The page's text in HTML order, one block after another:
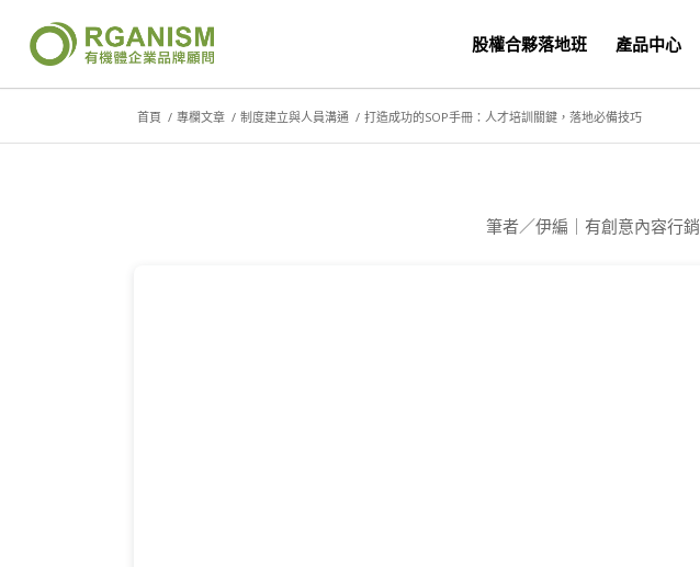
股權合夥落地班 產品中心
首頁 / 專欄文章 / 制度建立與人員溝通 / 打造成功的SOP手冊：人才培訓關鍵，落地必備技巧
筆者／伊編｜有創意內容行